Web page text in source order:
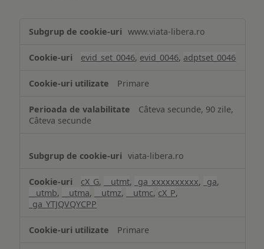
www.viata-libera.ro
evid_set_0046, evid_0046, adptset_0046
Primare
Câteva secunde, 90 zile,
Câteva secunde
viata-libera.ro
cX_G, __utmt, _ga_xxxxxxxxxx, _ga,
__utmb, __utma, __utmz, __utmc, cX_P,
_ga_YTJQVQYCPP
Primare